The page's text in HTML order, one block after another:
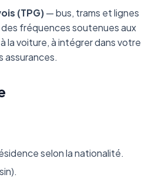
(TPG)— bus, trams et lignes
fréquences soutenues aux
la voiture, à intégrer dans votre
assurances.
selon la nationalité.